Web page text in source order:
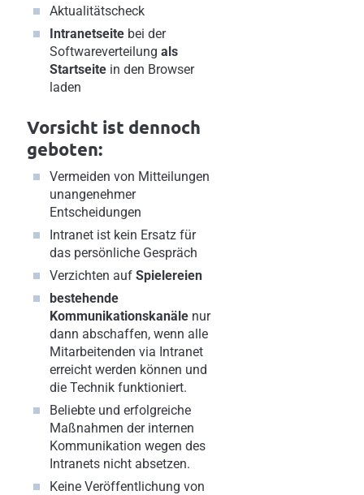
Aktualitätscheck
Intranetseite bei der
Softwareverteilung als
Startseite in den Browser
laden
Vorsicht ist dennoch
geboten:
Vermeiden von Mitteilungen
unangenehmer
Entscheidungen
Intranet ist kein Ersatz für
das persönliche Gespräch
Verzichten auf Spielereien
bestehende
Kommunikationskanäle nur
dann abschaffen, wenn alle
Mitarbeitenden via Intranet
erreicht werden können und
die Technik funktioniert.
Beliebte und erfolgreiche
Maßnahmen der internen
Kommunikation wegen des
Intranets nicht absetzen.
Keine Veröffentlichung von